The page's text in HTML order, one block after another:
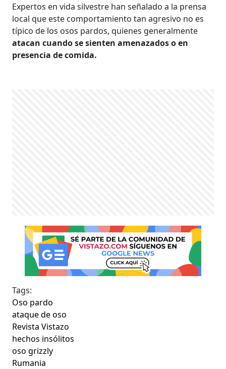
Expertos en vida silvestre han señalado a la prensa
local que este comportamiento tan agresivo no es
típico de los osos pardos, quienes generalmente
atacan cuando se sienten amenazados o en
presencia de comida.
Tags:
Oso pardo
ataque de oso
Revista Vistazo
hechos insólitos
oso grizzly
Rumania